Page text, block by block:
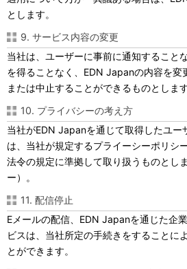
とします。
9. サービス内容の変更
当社は、ユーザーに事前に通知すること
を得ることなく、EDN Japanの内容を変
または中止することができるものとします
10. プライバシーの考え方
当社がEDN Japanを通じて取得したユー
は、当社が規定するプライーシーポリシ
法令の規定に準拠して取り扱うものとし
ー）。
11. 配信停止
Eメールの配信、EDN Japanを通じた企
ビスは、当社所定の手続きをすることに
とができます。